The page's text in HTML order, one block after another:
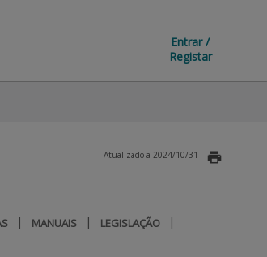
Entrar /
Registar
| MANUAIS | LEGISLAÇÃO |
Atualizado a 2024/10/31